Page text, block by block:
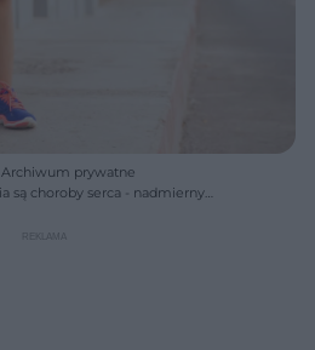
prywatne
są choroby serca - nadmierny